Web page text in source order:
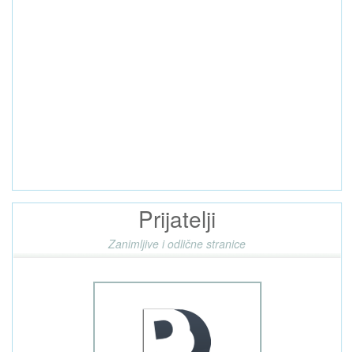
Prijatelji
Zanimljive i odlične stranice